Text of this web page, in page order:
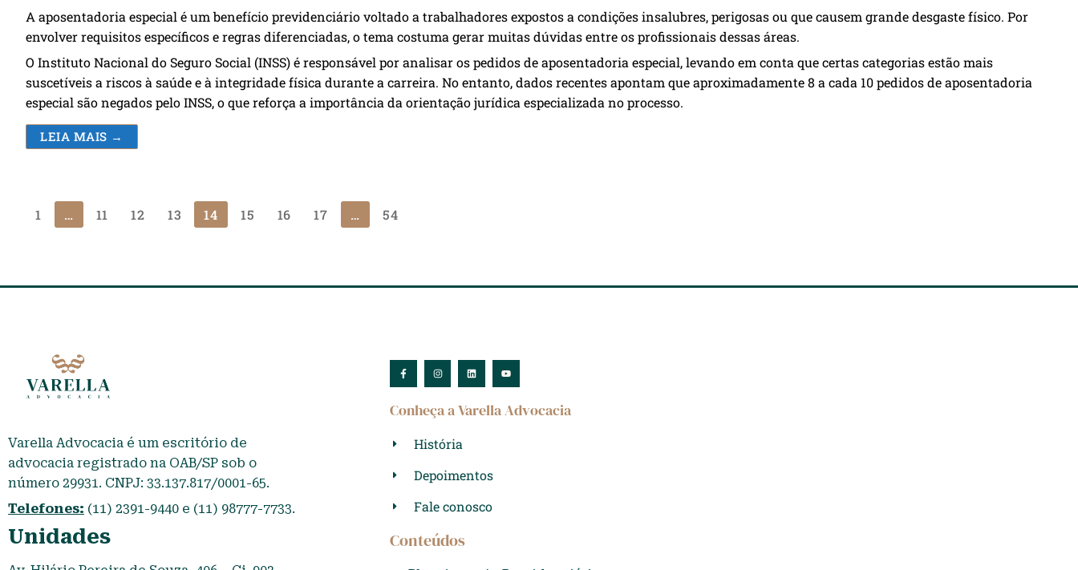
A aposentadoria especial é um benefício previdenciário voltado a trabalhadores expostos a condições insalubres, perigosas ou que causem grande desgaste físico. Por
envolver requisitos específicos e regras diferenciadas, o tema costuma gerar muitas dúvidas entre os profissionais dessas áreas.
O Instituto Nacional do Seguro Social (INSS) é responsável por analisar os pedidos de aposentadoria especial, levando em conta que certas categorias estão mais
suscetíveis a riscos à saúde e à integridade física durante a carreira. No entanto, dados recentes apontam que aproximadamente 8 a cada 10 pedidos de aposentadoria
especial são negados pelo INSS, o que reforça a importância da orientação jurídica especializada no processo.
LEIA MAIS →
1 … 11 12 13 14 15 16 17 … 54
Varella Advocacia é um escritório de
advocacia registrado na OAB/SP sob o
número 29931. CNPJ: 33.137.817/0001-65.
Telefones: (11) 2391-9440 e (11) 98777-7733.
Unidades
Conheça a Varella Advocacia
História
Depoimentos
Fale conosco
Conteúdos